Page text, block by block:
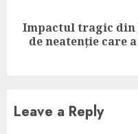
Next
post:
Impactul tragic din
de neatenție care
Leave a Reply